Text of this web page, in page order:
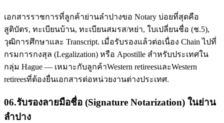
เอกสารราชการที่ลูกค้าย่านลำปางขอ Notary บ่อยที่สุดคือ
สูติบัตร, ทะเบียนบ้าน, ทะเบียนสมรส/หย่า, ใบเปลี่ยนชื่อ (ช.5),
วุฒิการศึกษาและ Transcript. เมื่อรับรองแล้วต่อเนื่อง Chain ไปที่
กรมการกงสุล (Legalization) หรือ Apostille สำหรับประเทศใน
กลุ่ม Hague — เหมาะกับลูกค้าWestern retireesและWestern
retireesที่ต้องยื่นเอกสารต่อหน่วยงานต่างประเทศ.
06.รับรองลายมือชื่อ (Signature Notarization) ในย่าน
ลำปาง